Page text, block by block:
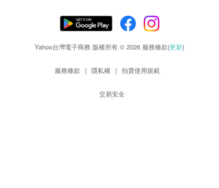
Yahoo台灣電子商務 版權所有 © 2026 服務條款(更新)
服務條款 | 隱私權 | 拍賣使用規範
交易安全